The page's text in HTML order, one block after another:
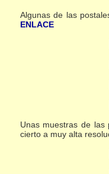
Algunas de las
ENLACE
Unas muestras de las
cierto a muy alta